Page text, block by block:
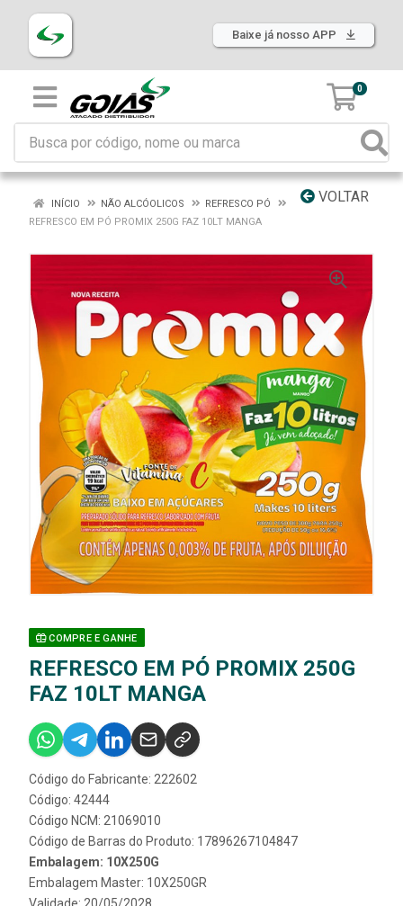
Baixe já nosso APP
0
VOLTAR
INÍCIO NÃO ALCÓOLICOS
REFRESCO PÓ
REFRESCO EM PÓ PROMIX 250G FAZ 10LT MANGA
COMPRE E GANHE
REFRESCO EM PÓ PROMIX 250G
FAZ 10LT MANGA
Código do Fabricante: 222602
Código: 42444
Código NCM: 21069010
Código de Barras do Produto: 17896267104847
Embalagem: 10X250G
Embalagem Master: 10X250GR